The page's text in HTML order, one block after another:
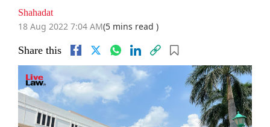
Shahadat
18 Aug 2022 7:04 AM(5 mins read )
Share this